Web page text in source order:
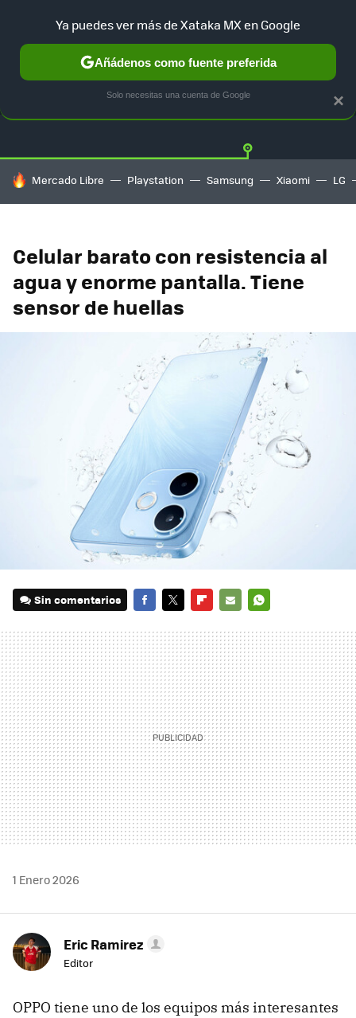
GUÍA DE COMPRAS MERCADO LIBRE
HOY SE HABLA DE
Mercado Libre Playstation Samsung Xiaomi LG
Celular barato con resistencia al
agua y enorme pantalla. Tiene
sensor de huellas
Sin comentarios
MAIL
1 Enero 2026
Eric Ramirez
Editor
OPPO tiene uno de los equipos más interesantes
×
Ya puedes ver más de Xataka MX en Google
Añádenos como fuente preferida
Solo necesitas una cuenta de Google